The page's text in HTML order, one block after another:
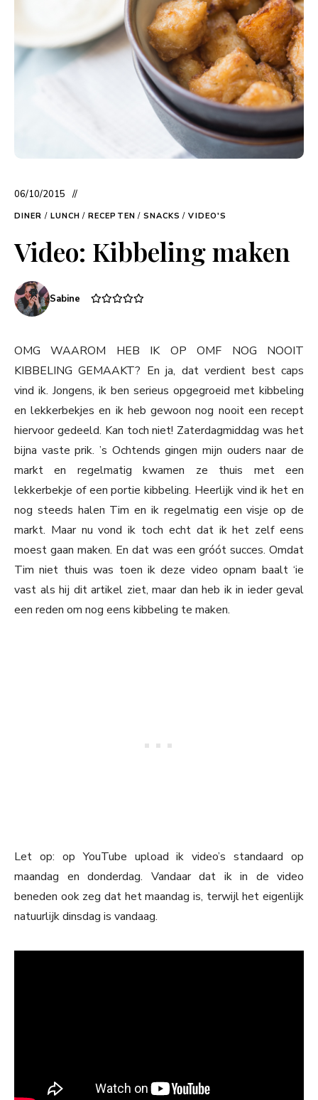
06/10/2015
DINER / LUNCH / RECEPTEN / SNACKS / VIDEO'S
Video: Kibbeling maken
Sabine
OMG WAAROM HEB IK OP OMF NOG NOOIT
KIBBELING GEMAAKT? En ja, dat verdient best caps
vind ik. Jongens, ik ben serieus opgegroeid met kibbeling
en lekkerbekjes en ik heb gewoon nog nooit een recept
hiervoor gedeeld. Kan toch niet! Zaterdagmiddag was het
bijna vaste prik. ’s Ochtends gingen mijn ouders naar de
markt en regelmatig kwamen ze thuis met een
lekkerbekje of een portie kibbeling. Heerlijk vind ik het en
nog steeds halen Tim en ik regelmatig een visje op de
markt. Maar nu vond ik toch echt dat ik het zelf eens
moest gaan maken. En dat was een gróót succes. Omdat
Tim niet thuis was toen ik deze video opnam baalt ‘ie
vast als hij dit artikel ziet, maar dan heb ik in ieder geval
een reden om nog eens kibbeling te maken.
Let op: op YouTube upload ik video’s standaard op
maandag en donderdag. Vandaar dat ik in de video
beneden ook zeg dat het maandag is, terwijl het eigenlijk
natuurlijk dinsdag is vandaag.